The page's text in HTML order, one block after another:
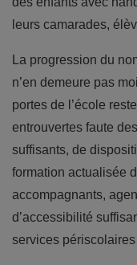
leurs camarades,
La progression du
n’en demeure pas
portes de l’école
entrouvertes faute
suffisants, de
formation actualisée
accompagnants,
d’accessibilité
services